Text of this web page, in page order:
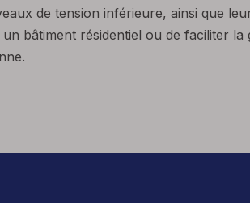
de tension inférieure, ainsi que
bâtiment résidentiel ou de faciliter